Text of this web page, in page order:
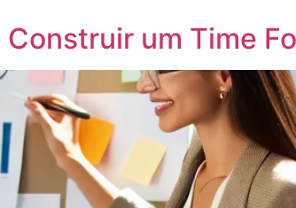
um Time